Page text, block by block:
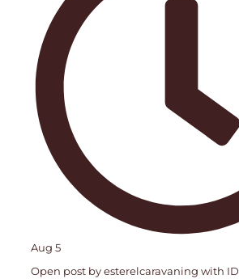
Aug 5
Open post by esterelcaravaning with ID